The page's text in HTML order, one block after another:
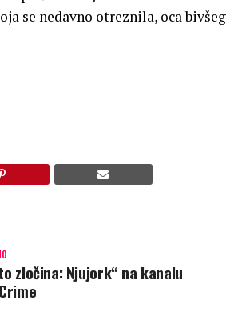
se nedavno otreznila, oca bivšeg
zločina: Njujork“ na kanalu